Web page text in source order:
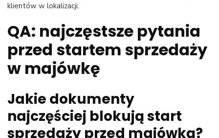
klientów w lokalizacji.
QA: najczęstsze pytania
przed startem sprzedaży
w majówkę
Jakie dokumenty
najczęściej blokują start
sprzedaży przed majówką?